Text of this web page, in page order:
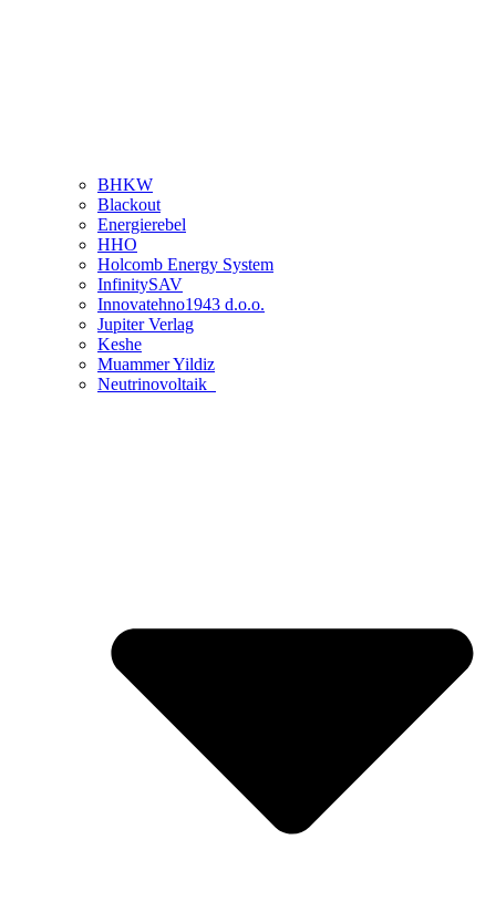
BHKW
Blackout
Energierebel
HHO
Holcomb Energy System
InfinitySAV
Innovatehno1943 d.o.o.
Jupiter Verlag
Keshe
Muammer Yildiz
Neutrinovoltaik